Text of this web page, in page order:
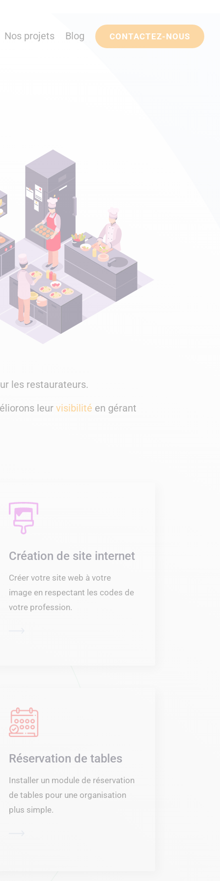
Nos projets Blog CONTACTEZ-NOUS
les restaurateurs.
leurvisibilité en gérant
Création de site internet
Créer votre site web à votre
image en respectant les codes de
votre profession.
Réservation de tables
Installer un module de réservation
de tables pour une organisation
plus simple.